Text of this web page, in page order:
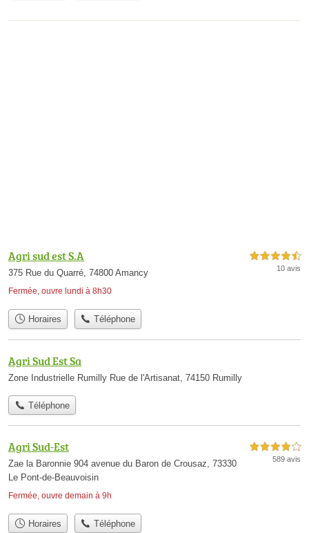
Agri sud est S.A
375 Rue du Quarré, 74800 Amancy
Fermée, ouvre lundi à 8h30
4,5 étoiles sur 5
10 avis
Horaires Téléphone
Agri Sud Est Sa
Zone Industrielle Rumilly Rue de l'Artisanat, 74150 Rumilly
Téléphone
Agri Sud-Est
Zae la Baronnie 904 avenue du Baron de Crousaz, 73330
Le Pont-de-Beauvoisin
Fermée, ouvre demain à 9h
4,0 étoiles sur 5
589 avis
Horaires Téléphone